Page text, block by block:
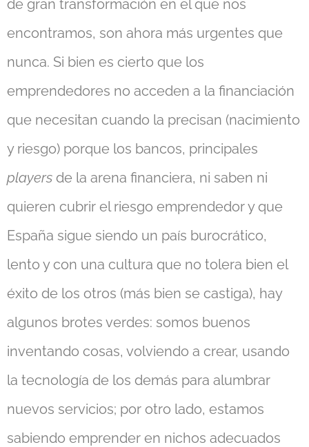
de gran transformación en el que nos
encontramos, son ahora más urgentes que
nunca. Si bien es cierto que los
emprendedores no acceden a la financiación
que necesitan cuando la precisan (nacimiento
y riesgo) porque los bancos, principales
players de la arena financiera, ni saben ni
quieren cubrir el riesgo emprendedor y que
España sigue siendo un país burocrático,
lento y con una cultura que no tolera bien el
éxito de los otros (más bien se castiga), hay
algunos brotes verdes: somos buenos
inventando cosas, volviendo a crear, usando
la tecnología de los demás para alumbrar
nuevos servicios; por otro lado, estamos
sabiendo emprender en nichos adecuados